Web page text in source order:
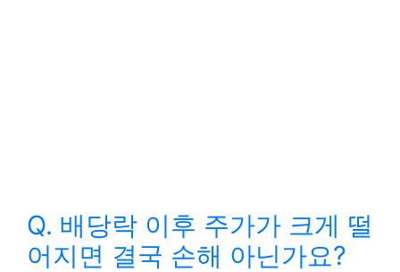
Q. 배당락 이후 주가가 크게 떨
어지면 결국 손해 아닌가요?